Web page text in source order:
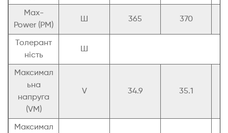
Max-
Power (PM)
Ш 365 370
Толерант
ність
Ш
Максимал
ьна
напруга
(VM)
V 34.9 35.1
Максимал